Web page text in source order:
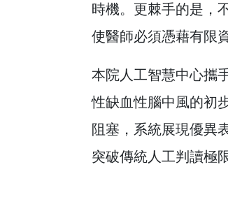
時機。更棘手的是，
使醫師必須憑藉有限
本院人工智慧中心攜
性缺血性腦中風的初
阻塞，系統展現優異
突破傳統人工判讀極限